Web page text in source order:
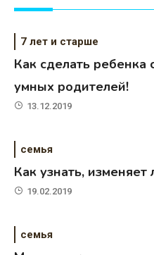
7 лет и старше
Как сделать ребенка
умных родителей!
13.12.2019
семья
Как узнать, изменяет
19.02.2019
семья